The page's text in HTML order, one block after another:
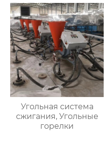
Угольная система
сжигания, Угольные
горелки